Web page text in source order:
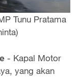
Tunu Pratama
- Kapal Motor
yang akan